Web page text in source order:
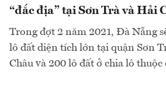
“đắc địa” tại Sơn Trà và Hải
Trong đợt 2 năm 2021, Đà Nẵng
lô đất diện tích lớn tại quận Sơn
Châu và 200 lô đất ở chia lô thuộc